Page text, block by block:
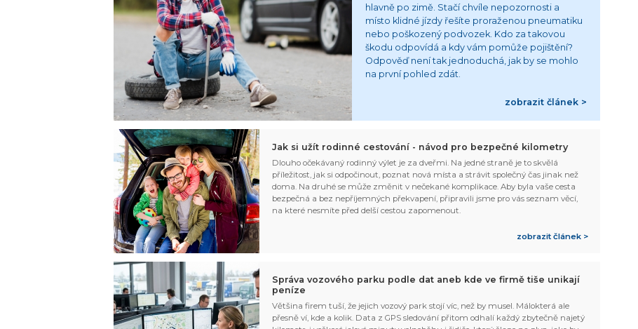
hlavně po zimě. Stačí chvíle nepozornosti a
místo klidné jízdy řešíte proraženou pneumatiku
nebo poškozený podvozek. Kdo za takovou
škodu odpovídá a kdy vám pomůže pojištění?
Odpověď není tak jednoduchá, jak by se mohlo
na první pohled zdát.
zobrazit článek >
Jak si užít rodinné cestování - návod pro bezpečné kilometry
Dlouho očekávaný rodinný výlet je za dveřmi. Na jedné straně je to skvělá
příležitost, jak si odpočinout, poznat nová místa a strávit společný čas jinak než
doma. Na druhé se může změnit v nečekané komplikace. Aby byla vaše cesta
bezpečná a bez nepříjemných překvapení, připravili jsme pro vás seznam věcí,
na které nesmíte před delší cestou zapomenout.
zobrazit článek >
Správa vozového parku podle dat aneb kde ve firmě tiše unikají
peníze
Většina firem tuší, že jejich vozový park stojí víc, než by musel. Málokterá ale
přesně ví, kde a kolik. Data z GPS sledování přitom odhalí každý zbytečně najetý